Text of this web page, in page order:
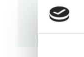
Christiana